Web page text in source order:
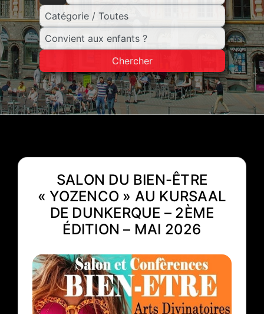
Chercher
SALON DU BIEN-ÊTRE
« YOZENCO » AU KURSAAL
DE DUNKERQUE – 2ÈME
ÉDITION – MAI 2026